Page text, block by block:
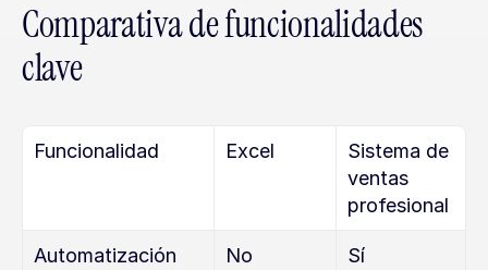
Comparativa de funcionalidades
clave
Funcionalidad Excel
Sistema de
ventas
profesional
Automatización
No Sí